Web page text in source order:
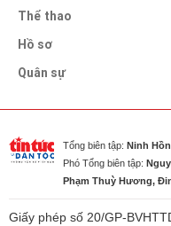
Thể thao
Hồ sơ
Quân sự
Tổng biên tập: Ninh
Phó Tổng biên tập:
Phạm Thuỳ Hương,
Giấy phép số 20/GP-